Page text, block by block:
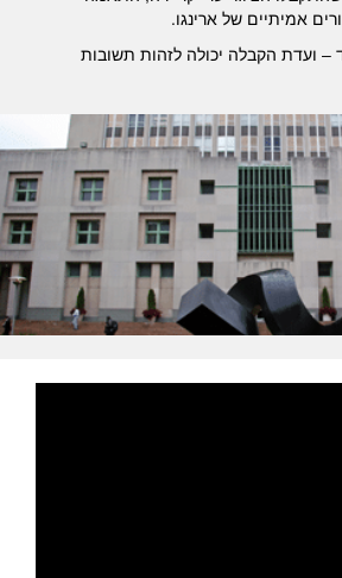
אמיתיים של ארינגו.
ועדת הקבלה יכולה לזהות תשובות